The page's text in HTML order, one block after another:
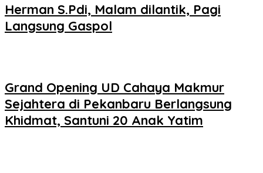
Herman S.Pdi, Malam dilantik, Pagi
Langsung Gaspol
Grand Opening UD Cahaya Makmur
Sejahtera di Pekanbaru Berlangsung
Khidmat, Santuni 20 Anak Yatim